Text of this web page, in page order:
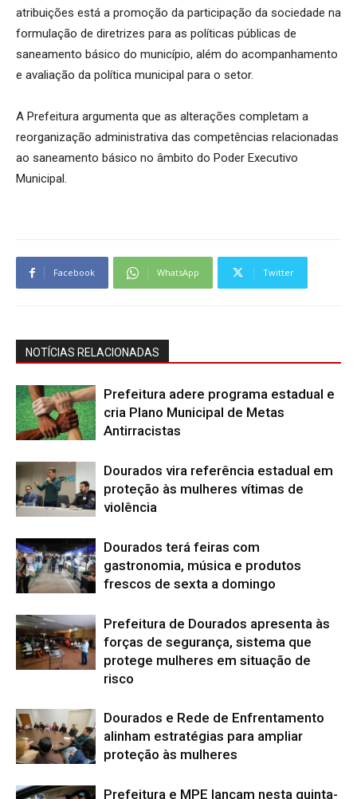
atribuições está a promoção da participação da sociedade na
formulação de diretrizes para as políticas públicas de
saneamento básico do município, além do acompanhamento
e avaliação da política municipal para o setor.
A Prefeitura argumenta que as alterações completam a
reorganização administrativa das competências relacionadas
ao saneamento básico no âmbito do Poder Executivo
Municipal.
Facebook WhatsApp Twitter
NOTÍCIAS RELACIONADAS
Prefeitura adere programa estadual e
cria Plano Municipal de Metas
Antirracistas
Dourados vira referência estadual em
proteção às mulheres vítimas de
violência
Dourados terá feiras com
gastronomia, música e produtos
frescos de sexta a domingo
Prefeitura de Dourados apresenta às
forças de segurança, sistema que
protege mulheres em situação de
risco
Dourados e Rede de Enfrentamento
alinham estratégias para ampliar
proteção às mulheres
Prefeitura e MPE lançam nesta quinta-